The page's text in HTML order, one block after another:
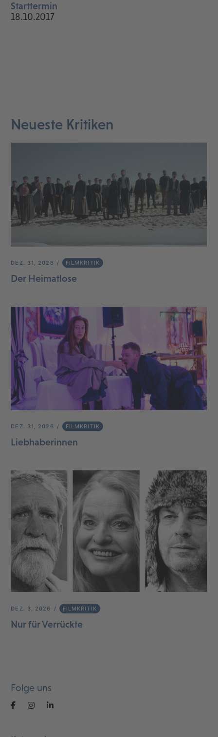
Starttermin
18.10.2017
Neueste Kritiken
DEZ. 31, 2026 FILMKRITIK
Der Heimatlose
DEZ. 31, 2026 FILMKRITIK
Liebhaberinnen
DEZ. 3, 2026 FILMKRITIK
Nur für Verrückte
Folge uns